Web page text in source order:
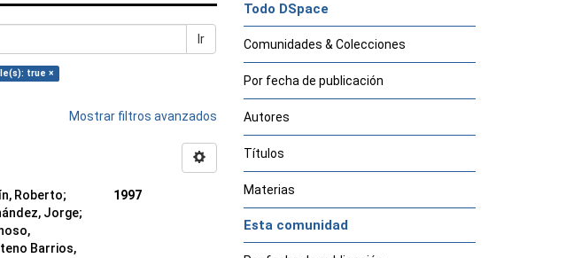
Ir
true ×
Mostrar filtros avanzados
Roberto;
Jorge;
Barrios,
1997
Todo DSpace
Comunidades & Colecciones
Por fecha de publicación
Autores
Títulos
Materias
Esta comunidad